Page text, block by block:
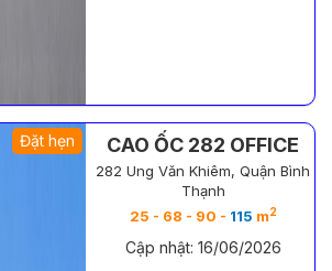
Đặt hẹn CAO ỐC 282 OFFICE
282 Ung Văn Khiêm, Quận Bình
Thạnh
25 - 68 - 90 - 115 m2
Cập nhật: 16/06/2026